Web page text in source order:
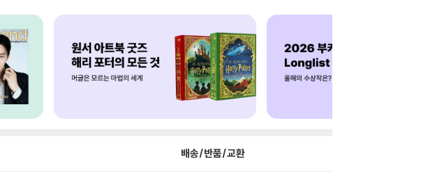
배송/반품/교환